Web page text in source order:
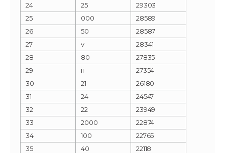
24
25
29303
25
000
28589
26
50
28587
27
v
28341
28
80
27835
29
ii
27354
30
21
26180
31
24
24547
32
22
23949
33
2000
22874
34
100
22765
35
40
22118